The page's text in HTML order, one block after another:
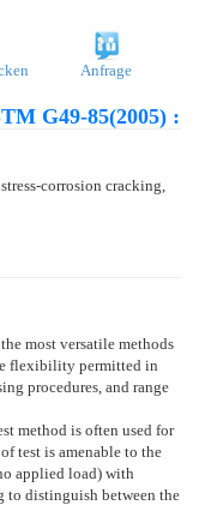
Anfrage
G49-85(2005) :
corrosion cracking,
most versatile methods
flexibility permitted in
procedures, and range
method is often used for
test is amenable to the
applied load) with
to distinguish between the